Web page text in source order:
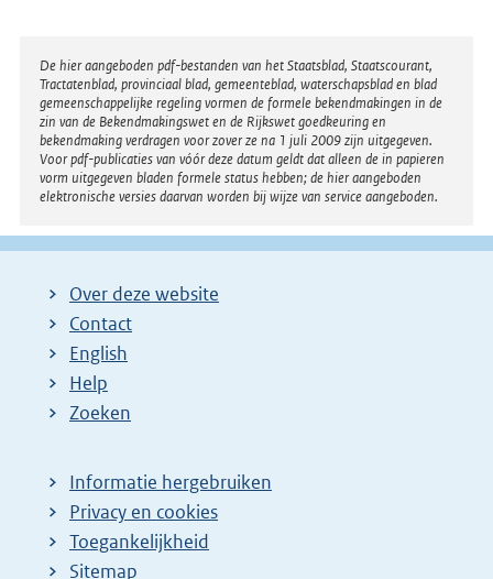
r
n
e
l
i
n
k
Disclaimer
De hier aangeboden pdf-bestanden van het Staatsblad, Staatscourant,
Tractatenblad, provinciaal blad, gemeenteblad, waterschapsblad en blad
gemeenschappelijke regeling vormen de formele bekendmakingen in de
zin van de Bekendmakingswet en de Rijkswet goedkeuring en
bekendmaking verdragen voor zover ze na 1 juli 2009 zijn uitgegeven.
Voor pdf-publicaties van vóór deze datum geldt dat alleen de in papieren
vorm uitgegeven bladen formele status hebben; de hier aangeboden
elektronische versies daarvan worden bij wijze van service aangeboden.
Over deze website
Contact
English
Help
Zoeken
Informatie hergebruiken
Privacy en cookies
Toegankelijkheid
Sitemap